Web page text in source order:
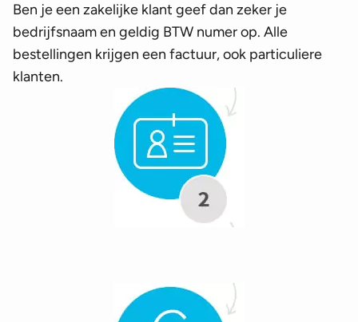
Ben je een zakelijke klant geef dan zeker je
bedrijfsnaam en geldig BTW numer op. Alle
bestellingen krijgen een factuur, ook particuliere
klanten.